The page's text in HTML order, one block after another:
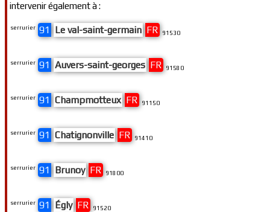
intervenir également à :
serrurier 91 Égly FR 91520
serrurier 91 Brunoy FR 91800
serrurier 91 Chatignonville FR 91410
serrurier 91 Champmotteux FR 91150
serrurier 91 Auvers-saint-georges FR 91580
serrurier 91 Le val-saint-germain FR 91530